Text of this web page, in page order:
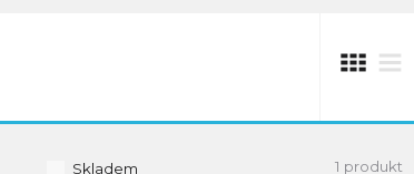
Skladem 1 produkt